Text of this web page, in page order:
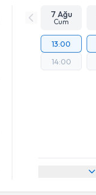
7 Ağu
Cum
13:00
14:00